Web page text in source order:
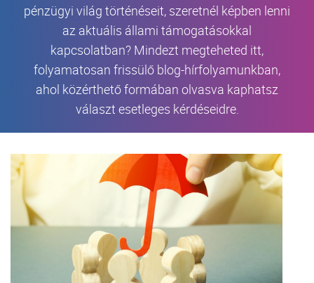
pénzügyi világ történéseit, szeretnél képben lenni
az aktuális állami támogatásokkal
kapcsolatban? Mindezt megteheted itt,
folyamatosan frissülő blog-hírfolyamunkban,
ahol közérthető formában olvasva kaphatsz
választ esetleges kérdéseidre.